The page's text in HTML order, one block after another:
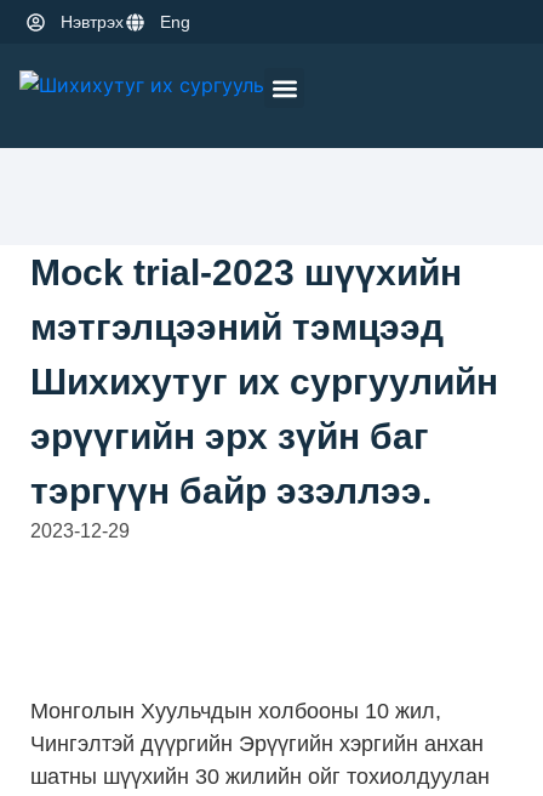
Нэвтрэх Eng
Mock trial-2023 шүүхийн
мэтгэлцээний тэмцээд
Шихихутуг их сургуулийн
эрүүгийн эрх зүйн баг
тэргүүн байр эзэллээ.
2023-12-29
Монголын Хуульчдын холбооны 10 жил,
Чингэлтэй дүүргийн Эрүүгийн хэргийн анхан
шатны шүүхийн 30 жилийн ойг тохиолдуулан